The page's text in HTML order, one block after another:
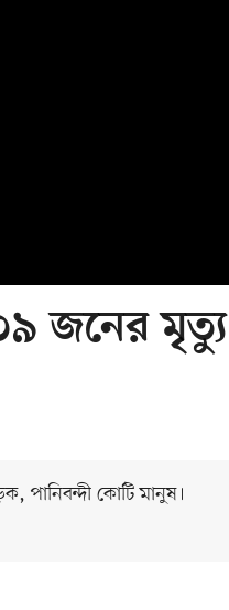
জনের মৃত্যু
পানিবন্দী কোটি মানুষ।